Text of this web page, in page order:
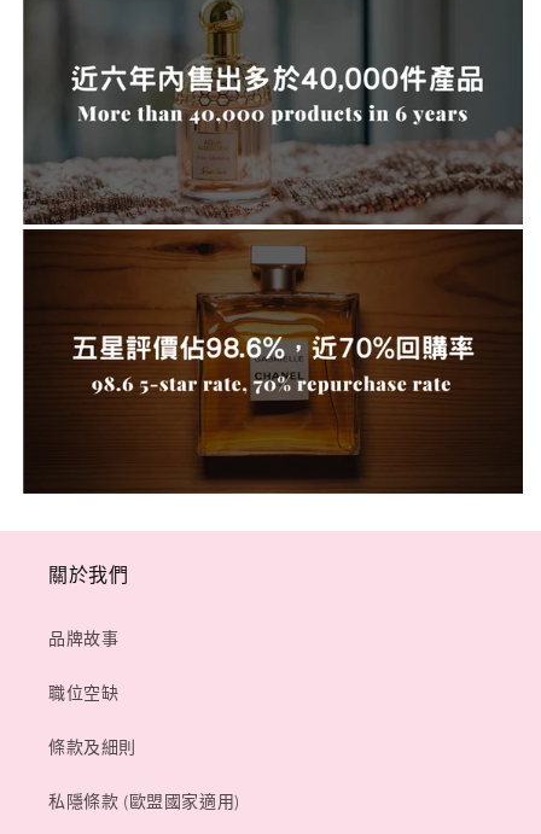
關於我們
品牌故事
職位空缺
條款及細則
私隱條款 (歐盟國家適用)